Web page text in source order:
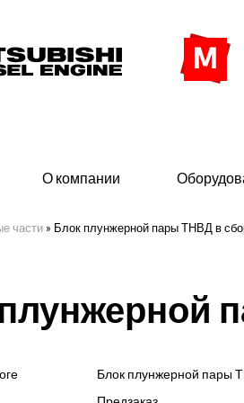
О компании
исполнения
-
-
(380
части » Блок плунжерной пары ТНВД в
Блок плунжерной пары